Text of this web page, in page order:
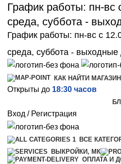
График работы: пн-вс
среда, суббота -
График работы: пн-вс с
среда, суббота - выходные
КАК НАЙТИ МАГАЗИН
Открыты до 18:30 часов
Вход / Регистрация
ВСЕ
ВЫКРОЙКИ, МК
ОПЛАТА И